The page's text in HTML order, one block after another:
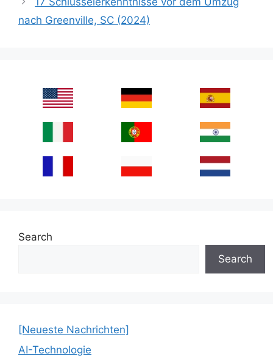
nach Greenville, SC (2024)
Search
Search
[Neueste Nachrichten]
AI-Technologie